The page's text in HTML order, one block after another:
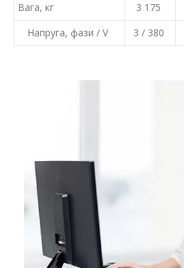
Вага, кг
3 175
Напруга, фази / V
3 / 380